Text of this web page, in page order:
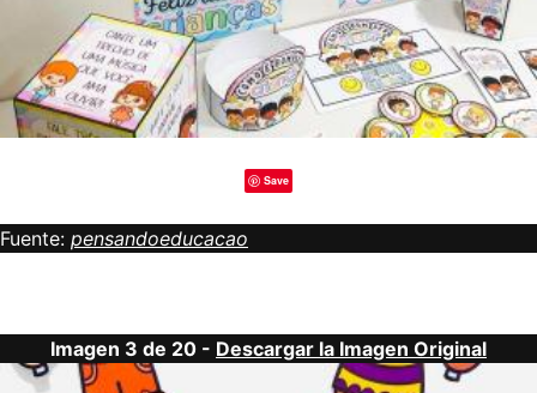
Save
Fuente: pensandoeducacao
Imagen 3 de 20 - Descargar la Imagen Original